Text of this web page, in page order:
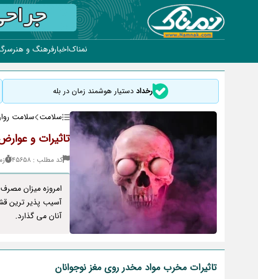
نمناکاخبارفرهنگ و هنر
رخداد دستیار هوشمند زمان در بله
سلامت سلامت
تاثیرات و
کد مطلب : 45658
امروزه میزان
آسیب پذیر ترین
آنان می گذارد.
تاثیرات مخرب مواد مخدر روی مغز نوجوانان